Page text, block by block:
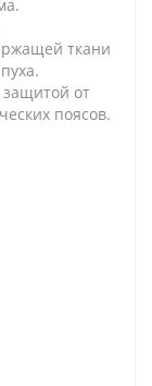
ткани
от
поясов.